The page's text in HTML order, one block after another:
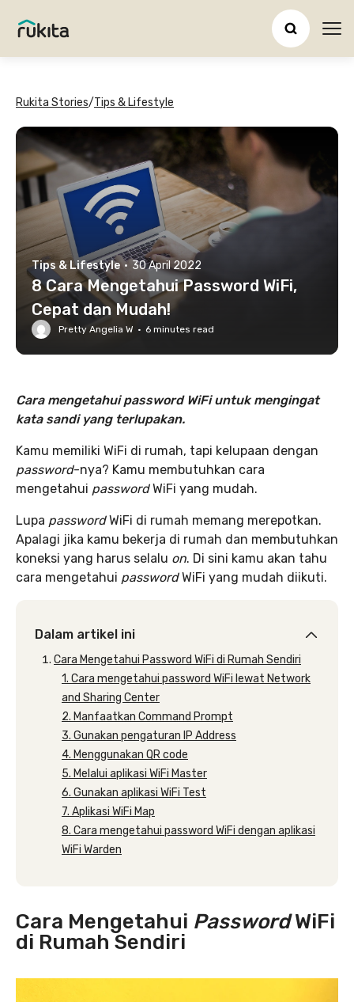
Rukita Stories/Tips & Lifestyle
Tips & Lifestyle · 30 April 2022
8 Cara Mengetahui Password WiFi,
Cepat dan Mudah!
Pretty Angelia W · 6 minutes read
Cara mengetahui password WiFi untuk mengingat
kata sandi yang terlupakan.
Kamu memiliki WiFi di rumah, tapi kelupaan dengan
password-nya? Kamu membutuhkan cara
mengetahui passwordWiFi yang mudah.
Lupa passwordWiFi di rumah memang merepotkan.
Apalagi jika kamu bekerja di rumah dan membutuhkan
koneksi yang harus selalu on. Di sini kamu akan tahu
cara mengetahui passwordWiFi yang mudah diikuti.
Dalam artikel ini
Cara Mengetahui Password WiFi di Rumah Sendiri
1. Cara mengetahui password WiFi lewat Network
and Sharing Center
2. Manfaatkan Command Prompt
3. Gunakan pengaturan IP Address
4. Menggunakan QR code
5. Melalui aplikasi WiFi Master
6. Gunakan aplikasi WiFi Test
7. Aplikasi WiFi Map
8. Cara mengetahui password WiFi dengan aplikasi
WiFi Warden
Cara Mengetahui PasswordWiFi
di Rumah Sendiri